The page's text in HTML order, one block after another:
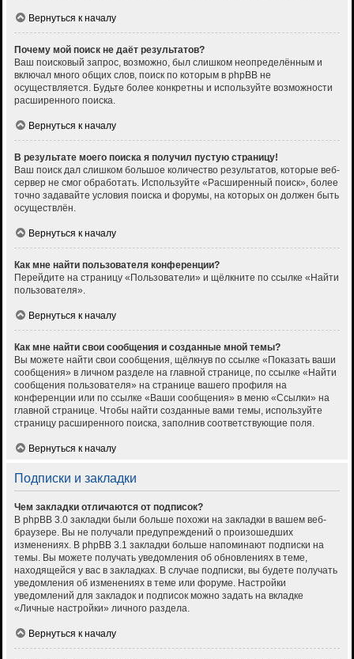
Вернуться к началу
Почему мой поиск не даёт результатов?
Ваш поисковый запрос, возможно, был слишком неопределённым и
включал много общих слов, поиск по которым в phpBB не
осуществляется. Будьте более конкретны и используйте возможности
расширенного поиска.
Вернуться к началу
В результате моего поиска я получил пустую страницу!
Ваш поиск дал слишком большое количество результатов, которые веб-
сервер не смог обработать. Используйте «Расширенный поиск», более
точно задавайте условия поиска и форумы, на которых он должен быть
осуществлён.
Вернуться к началу
Как мне найти пользователя конференции?
Перейдите на страницу «Пользователи» и щёлкните по ссылке «Найти
пользователя».
Вернуться к началу
Как мне найти свои сообщения и созданные мной темы?
Вы можете найти свои сообщения, щёлкнув по ссылке «Показать ваши
сообщения» в личном разделе на главной странице, по ссылке «Найти
сообщения пользователя» на странице вашего профиля на
конференции или по ссылке «Ваши сообщения» в меню «Ссылки» на
главной странице. Чтобы найти созданные вами темы, используйте
страницу расширенного поиска, заполнив соответствующие поля.
Вернуться к началу
Подписки и закладки
Чем закладки отличаются от подписок?
В phpBB 3.0 закладки были больше похожи на закладки в вашем веб-
браузере. Вы не получали предупреждений о произошедших
изменениях. В phpBB 3.1 закладки больше напоминают подписки на
темы. Вы можете получать уведомления об обновлениях в теме,
находящейся у вас в закладках. В случае подписки, вы будете получать
уведомления об изменениях в теме или форуме. Настройки
уведомлений для закладок и подписок можно задать на вкладке
«Личные настройки» личного раздела.
Вернуться к началу